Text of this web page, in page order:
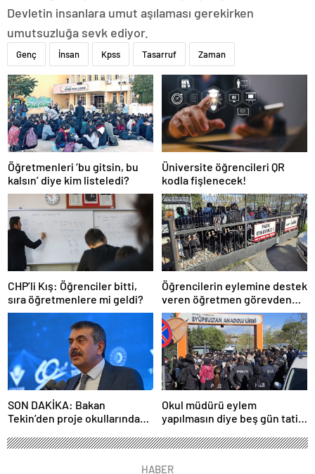
Devletin insanlara umut aşılaması gerekirken
umutsuzluğa sevk ediyor.
Genç İnsan Kpss Tasarruf Zaman
Öğretmenleri ‘bu gitsin, bu
kalsın’ diye kim listeledi?
Üniversite öğrencileri QR
kodla fişlenecek!
CHP’li Kış: Öğrenciler bitti,
sıra öğretmenlere mi geldi?
Öğrencilerin eylemine destek
veren öğretmen görevden
uzaklaştırıldı
SON DAKİKA: Bakan
Tekin’den proje okullarındaki
Okul müdürü eylem
yapılmasın diye beş gün tatil
HABER